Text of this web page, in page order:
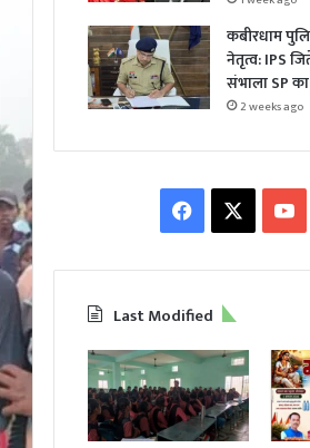
कबीरधाम
नेतृत्व: IPS
संभाला SP
2 weeks ago
Facebook
Last Modified